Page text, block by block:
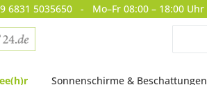
springen
6831 5035650 - Mo–Fr 08:00 – 18:00 Uhr
Sonnenschirme & Beschattungen